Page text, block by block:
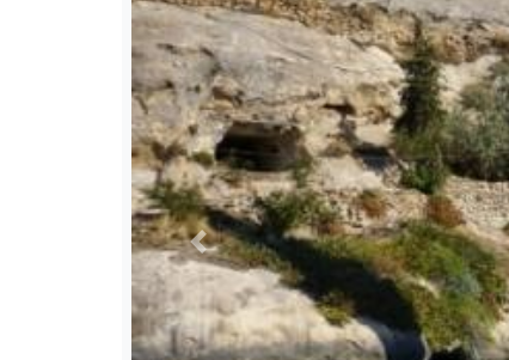
Previous